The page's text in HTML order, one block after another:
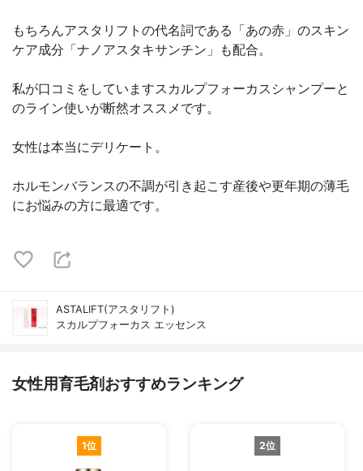
もちろんアスタリフトの代名詞である「あの赤」のスキン
ケア成分「ナノアスタキサンチン」も配合。
私が口コミをしていますスカルプフォーカスシャンプーと
のライン使いが断然オススメです。
女性は本当にデリケート。
ホルモンバランスの不調が引き起こす産後や更年期の薄毛
にお悩みの方に最適です。
ASTALIFT(アスタリフト)
スカルプフォーカス エッセンス
女性用育毛剤おすすめランキング
1位 2位